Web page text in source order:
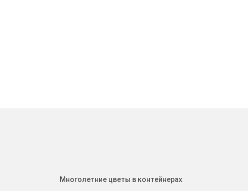
Многолетние цветы в контейнерах